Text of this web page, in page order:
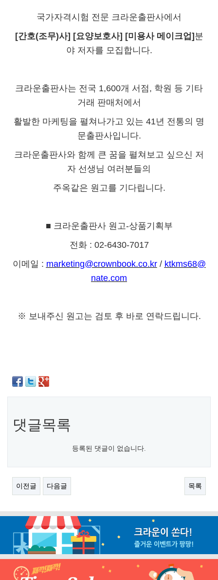
국가자격시험 전문 크라운출판사에서
[간호(조무)사] [요양보호사] [미용사 메이크업] 분
야 저자를 모집합니다.
크라운출판사는 전국 1,600개 서점, 학원 등 기타
거래 판매처에서
활발한 마케팅을 펼쳐나가고 있는 41년 전통의 명
문출판사입니다.
크라운출판사와 함께 큰 꿈을 펼쳐보고 싶으신 저
자 선생님 여러분들의
주옥같은 원고를 기다립니다.
■ 크라운출판사 원고-상품기획부
전화 : 02-6430-7017
이메일 : marketing@crownbook.co.kr / ktkms68@
nate.com
※ 보내주신 원고는 검토 후 바로 연락드립니다.
댓글목록
등록된 댓글이 없습니다.
이전글 다음글 목록